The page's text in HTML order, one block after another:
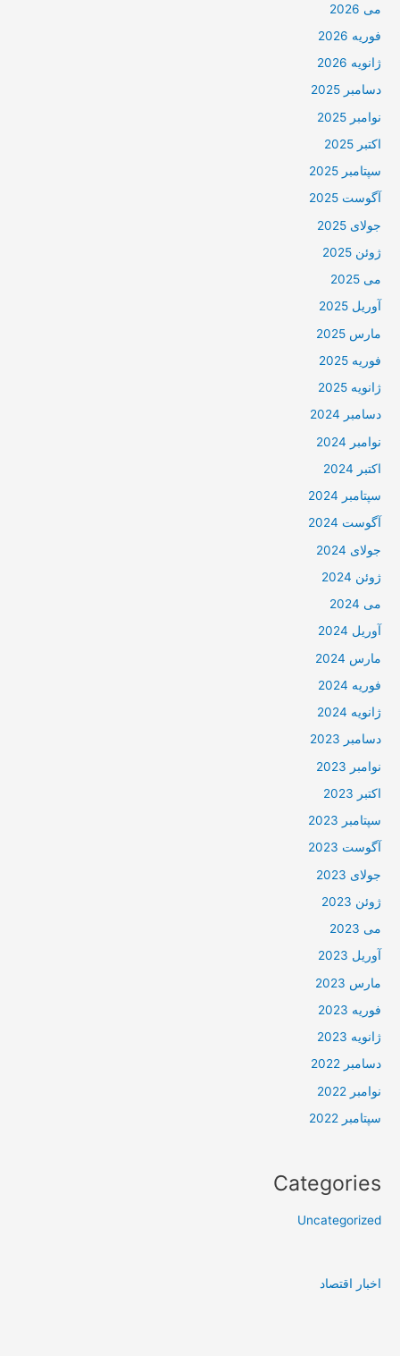
می 2026
فوریه 2026
ژانویه 2026
دسامبر 2025
نوامبر 2025
اکتبر 2025
سپتامبر 2025
آگوست 2025
جولای 2025
ژوئن 2025
می 2025
آوریل 2025
مارس 2025
فوریه 2025
ژانویه 2025
دسامبر 2024
نوامبر 2024
اکتبر 2024
سپتامبر 2024
آگوست 2024
جولای 2024
ژوئن 2024
می 2024
آوریل 2024
مارس 2024
فوریه 2024
ژانویه 2024
دسامبر 2023
نوامبر 2023
اکتبر 2023
سپتامبر 2023
آگوست 2023
جولای 2023
ژوئن 2023
می 2023
آوریل 2023
مارس 2023
فوریه 2023
ژانویه 2023
دسامبر 2022
نوامبر 2022
سپتامبر 2022
Categories
Uncategorized
اخبار اقتصاد